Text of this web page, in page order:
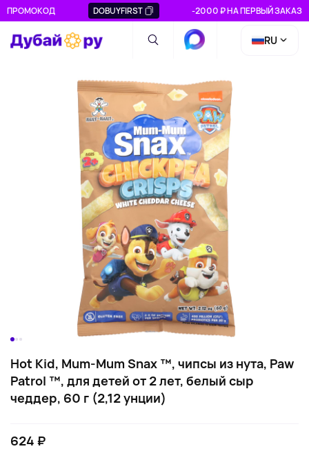
ПРОМОКОД DOBUYFIRST -2000 ₽ НА ПЕРВЫЙ ЗАКАЗ
RU
Hot Kid, Mum-Mum Snax ™, чипсы из нута, Paw
Patrol ™, для детей от 2 лет, белый сыр
чеддер, 60 г (2,12 унции)
624 ₽